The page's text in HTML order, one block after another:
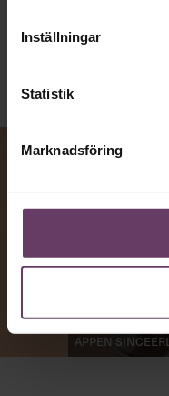
Inställningar
Statistik
Marknadsföring
Appen